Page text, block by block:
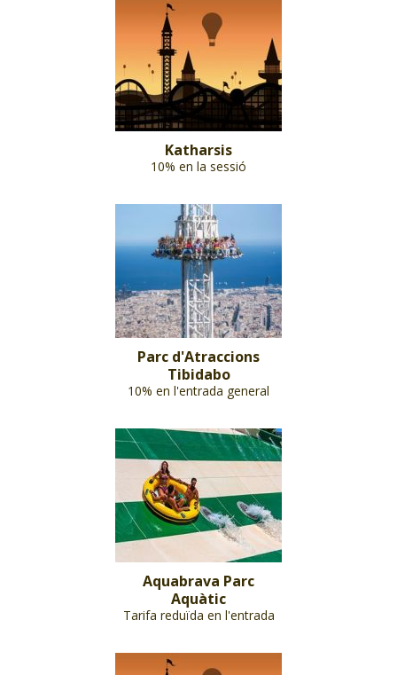
Katharsis
10% en la sessió
Parc d'Atraccions
Tibidabo
10% en l'entrada general
Aquabrava Parc
Aquàtic
Tarifa reduïda en l'entrada